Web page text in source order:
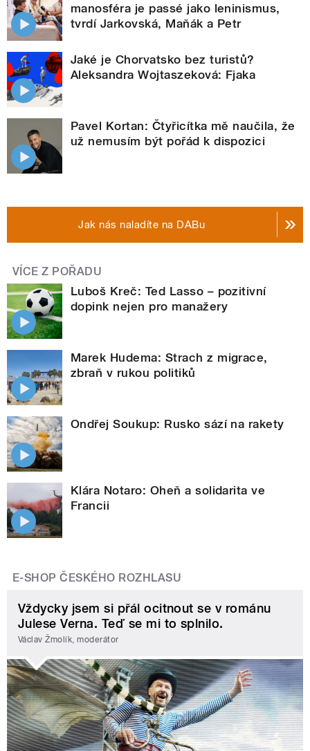
manosféra je passé jako leninismus,
tvrdí Jarkovská, Maňák a Petr
Jaké je Chorvatsko bez turistů?
Aleksandra Wojtaszeková: Fjaka
Pavel Kortan: Čtyřicítka mě naučila, že
už nemusím být pořád k dispozici
Jak nás naladíte na DABu
VÍCE Z POŘADU
Luboš Kreč: Ted Lasso – pozitivní
dopink nejen pro manažery
Marek Hudema: Strach z migrace,
zbraň v rukou politiků
Ondřej Soukup: Rusko sází na rakety
Klára Notaro: Oheň a solidarita ve
Francii
E-SHOP ČESKÉHO ROZHLASU
Vždycky jsem si přál ocitnout se v románu
Julese Verna. Teď se mi to splnilo.
Václav Žmolík, moderátor